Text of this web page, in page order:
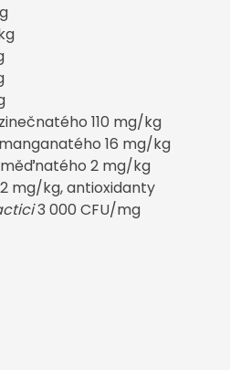
110 mg/kg
16 mg/kg
2 mg/kg
mg/kg, antioxidanty
3 000 CFU/mg